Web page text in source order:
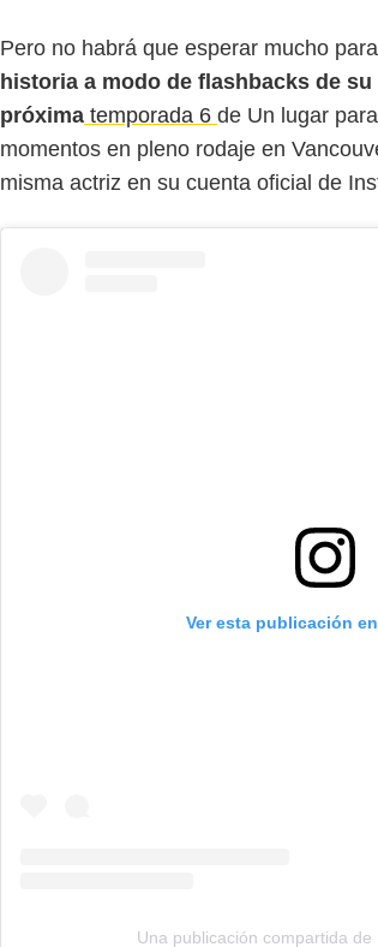
Pero no habrá que esperar mucho
historia a modo de flashbacks de
próxima temporada 6 de Un lugar
momentos en pleno rodaje en
misma actriz en su cuenta oficial de
Ver esta publicación
Una publicación compartida de